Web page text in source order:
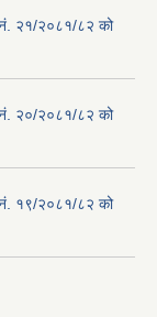
नं. २१/२०८१/८२ को
नं. २०/२०८१/८२ को
नं. १९/२०८१/८२ को